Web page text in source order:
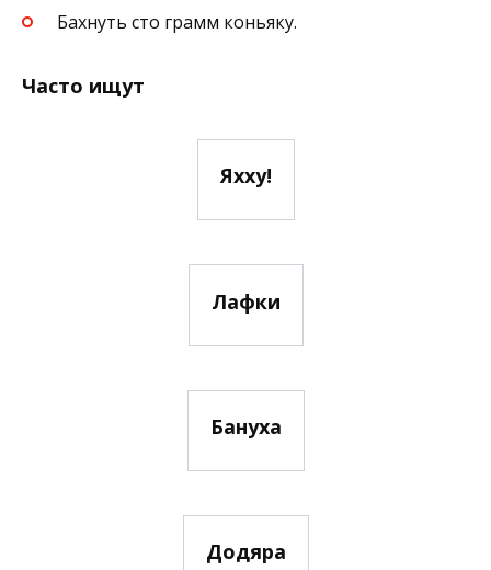
Бахнуть сто грамм коньяку.
Часто ищут
Яхху!
Лафки
Бануха
Додяра